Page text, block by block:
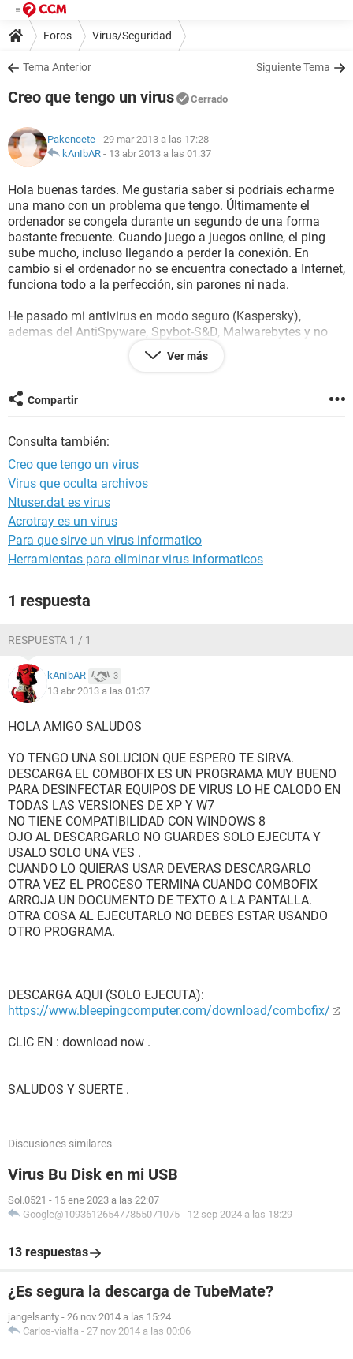
Foros Virus/Seguridad
Tema Anterior Siguiente Tema
Creo que tengo un virus Cerrado
Pakencete - 29 mar 2013 a las 17:28
kAnIbAR - 13 abr 2013 a las 01:37
Hola buenas tardes. Me gustaría saber si podríais echarme
una mano con un problema que tengo. Últimamente el
ordenador se congela durante un segundo de una forma
bastante frecuente. Cuando juego a juegos online, el ping
sube mucho, incluso llegando a perder la conexión. En
cambio si el ordenador no se encuentra conectado a Internet,
funciona todo a la perfección, sin parones ni nada.
He pasado mi antivirus en modo seguro (Kaspersky),
ademas del AntiSpyware, Spybot-S&D, Malwarebytes y no
han encontrado nada, a parte de Adwares.
metido en mi pc y no logre encontrar? Gracias de antemano.
Ver más
Compartir
Consulta también:
Creo que tengo un virus
Virus que oculta archivos
Ntuser.dat es virus
Acrotray es un virus
Para que sirve un virus informatico
Herramientas para eliminar virus informaticos
1 respuesta
RESPUESTA 1 / 1
kAnIbAR 3
13 abr 2013 a las 01:37
HOLA AMIGO SALUDOS
YO TENGO UNA SOLUCION QUE ESPERO TE SIRVA.
DESCARGA EL COMBOFIX ES UN PROGRAMA MUY BUENO
PARA DESINFECTAR EQUIPOS DE VIRUS LO HE CALODO EN
TODAS LAS VERSIONES DE XP Y W7
NO TIENE COMPATIBILIDAD CON WINDOWS 8
OJO AL DESCARGARLO NO GUARDES SOLO EJECUTA Y
USALO SOLO UNA VES .
CUANDO LO QUIERAS USAR DEVERAS DESCARGARLO
OTRA VEZ EL PROCESO TERMINA CUANDO COMBOFIX
ARROJA UN DOCUMENTO DE TEXTO A LA PANTALLA.
OTRA COSA AL EJECUTARLO NO DEBES ESTAR USANDO
OTRO PROGRAMA.
DESCARGA AQUI (SOLO EJECUTA):
https://www.bleepingcomputer.com/download/combofix/
CLIC EN : download now .
SALUDOS Y SUERTE .
Discusiones similares
Virus Bu Disk en mi USB
Sol.0521 - 16 ene 2023 a las 22:07
Google@109361265477855071075 - 12 sep 2024 a las 18:29
13 respuestas
¿Es segura la descarga de TubeMate?
jangelsanty - 26 nov 2014 a las 15:24
Carlos-vialfa - 27 nov 2014 a las 00:06